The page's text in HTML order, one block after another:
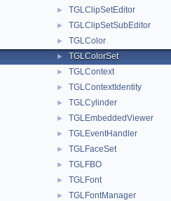
► TGLClipSetEditor
► TGLClipSetSubEditor
► TGLColor
► TGLColorSet
► TGLContext
► TGLContextIdentity
► TGLCylinder
► TGLEmbeddedViewer
► TGLEventHandler
► TGLFaceSet
► TGLFBO
► TGLFont
► TGLFontManager